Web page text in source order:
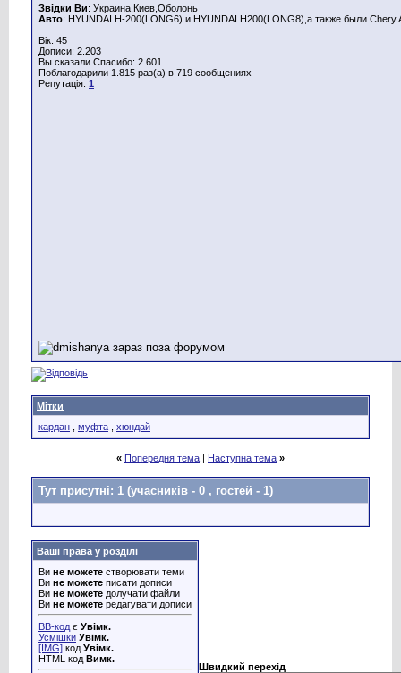
Звідки Ви: Украина,Киев,Оболонь
Авто: HYUNDAI H-200(LONG6) и HYUNDAI H200(LONG8),а также были Chery
Вік: 45
Дописи: 2.203
Вы сказали Спасибо: 2.601
Поблагодарили 1.815 раз(а) в 719 сообщениях
Репутація: 1
Мітки
кардан
муфта хюндай
« Попередня тема | Наступна тема »
Тут присутні: 1 (учасників - 0 , гостей - 1)
Ваші права у розділі
Ви не можете створювати теми
Ви не можете писати дописи
Ви не можете долучати файли
Ви не можете редагувати дописи
BB-код є Увімк.
Усмішки Увімк.
[IMG] код Увімк.
HTML код Вимк.
Швидкий перехід